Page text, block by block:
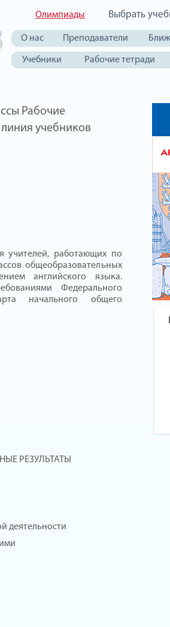
Олимпиады Выбрать
О нас Преподаватели
Учебники Рабочие тетради
Рабочие
учебников
учителей, работающих по
общеобразовательных
английского языка.
Федерального
начального общего
РЕЗУЛЬТАТЫ
деятельности